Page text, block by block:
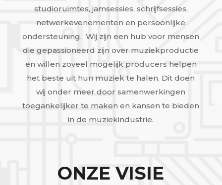
studioruimtes, jamsessies, schrijfsessies,
netwerkevenementen en persoonlijke
ondersteuning. Wij zijn een hub voor mensen
die gepassioneerd zijn over muziekproductie
en willen zoveel mogelijk producers helpen
het beste uit hun muziek te halen. Dit doen
wij onder meer door samenwerkingen
toegankelijker te maken en kansen te bieden
in de muziekindustrie.
ONZE VISIE